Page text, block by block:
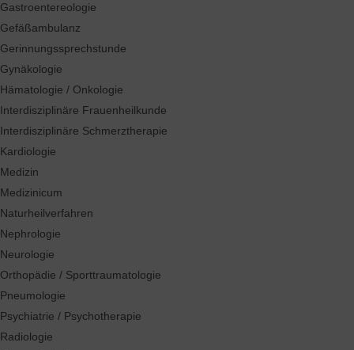
Gastroentereologie
Gefäßambulanz
Gerinnungssprechstunde
Gynäkologie
Hämatologie / Onkologie
Interdisziplinäre Frauenheilkunde
Interdisziplinäre Schmerztherapie
Kardiologie
Medizin
Medizinicum
Naturheilverfahren
Nephrologie
Neurologie
Orthopädie / Sporttraumatologie
Pneumologie
Psychiatrie / Psychotherapie
Radiologie